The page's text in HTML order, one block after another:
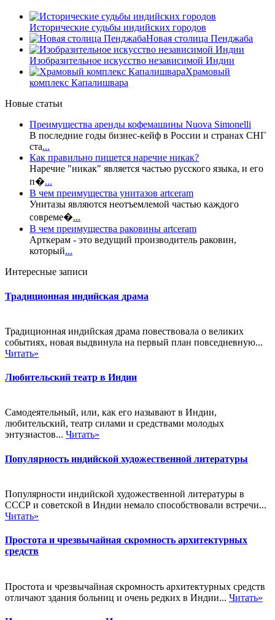
Исторические судьбы индийских городов
Новая столица Пенджаба
Изобразительное искусство независимой Индии
Храмовый
комплекс Капалишвара
Новые статьи
Преимущества аренды кофемашины Nuova Simonelli
В последние годы бизнес-кейф в России и странах СНГ
ста...
Как правильно пишется наречие никак?
Наречие "никак" является частью русского языка, и его
п�...
В чем преимущества унитазов artceram
Унитазы являются неотъемлемой частью каждого
совреме�...
В чем преимущества раковины artceram
Арткерам - это ведущий производитель раковин,
который...
Интересные записи
Традиционная индийская драма
Традиционная индийская драма повествовала о великих
событиях, новая выдвинула на первый план повседневную...
Читать»
Любительский театр в Индии
Самодеятельный, или, как его называют в Индии,
любительский, театр силами и средствами молодых
энтузиастов... Читать»
Популярность индийской художественной литературы
Популярности индийской художественной литературы в
СССР и советской в Индии немало способствовали встречи...
Читать»
Простота и чрезвычайная скромность архитектурных
средств
Простота и чрезвычайная скромность архитектурных средств
отличают здания больниц и очень редких в Индии... Читать»